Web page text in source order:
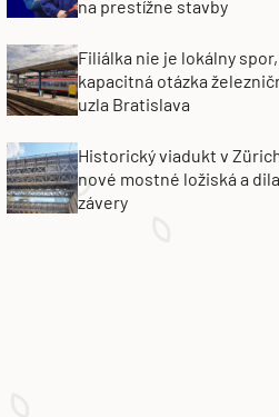
na prestížne stavby
Filiálka nie je lokálny
kapacitná otázka
uzla Bratislava
Historický viadukt v
nové mostné ložiská a
závery